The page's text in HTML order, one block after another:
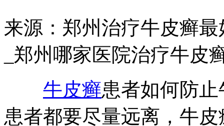
来源：郑州治疗牛皮癣
_郑州哪家医院治疗牛皮
牛皮癣患者如何防
患者都要尽量远离，牛